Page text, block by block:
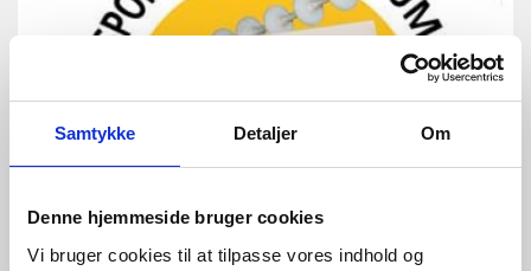
Samtykke Detaljer Om
Denne hjemmeside bruger cookies
Vi bruger cookies til at tilpasse vores indhold og